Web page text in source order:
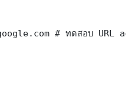
# ทดสอบ URL